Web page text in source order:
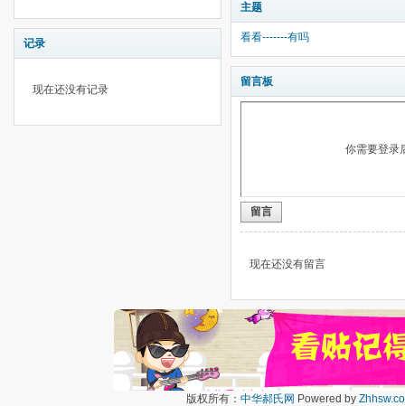
记录
现在还没有记录
主题
看看-------有吗
留言板
你需要登录
留言
现在还没有留言
版权所有： 中华郝氏网 Powered by